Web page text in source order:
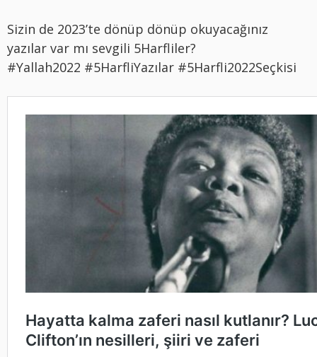
Sizin de 2023’te dönüp dönüp okuyacağınız
yazılar var mı sevgili 5Harfliler?
#Yallah2022 #5HarfliYazılar #5Harfli2022Seçkisi